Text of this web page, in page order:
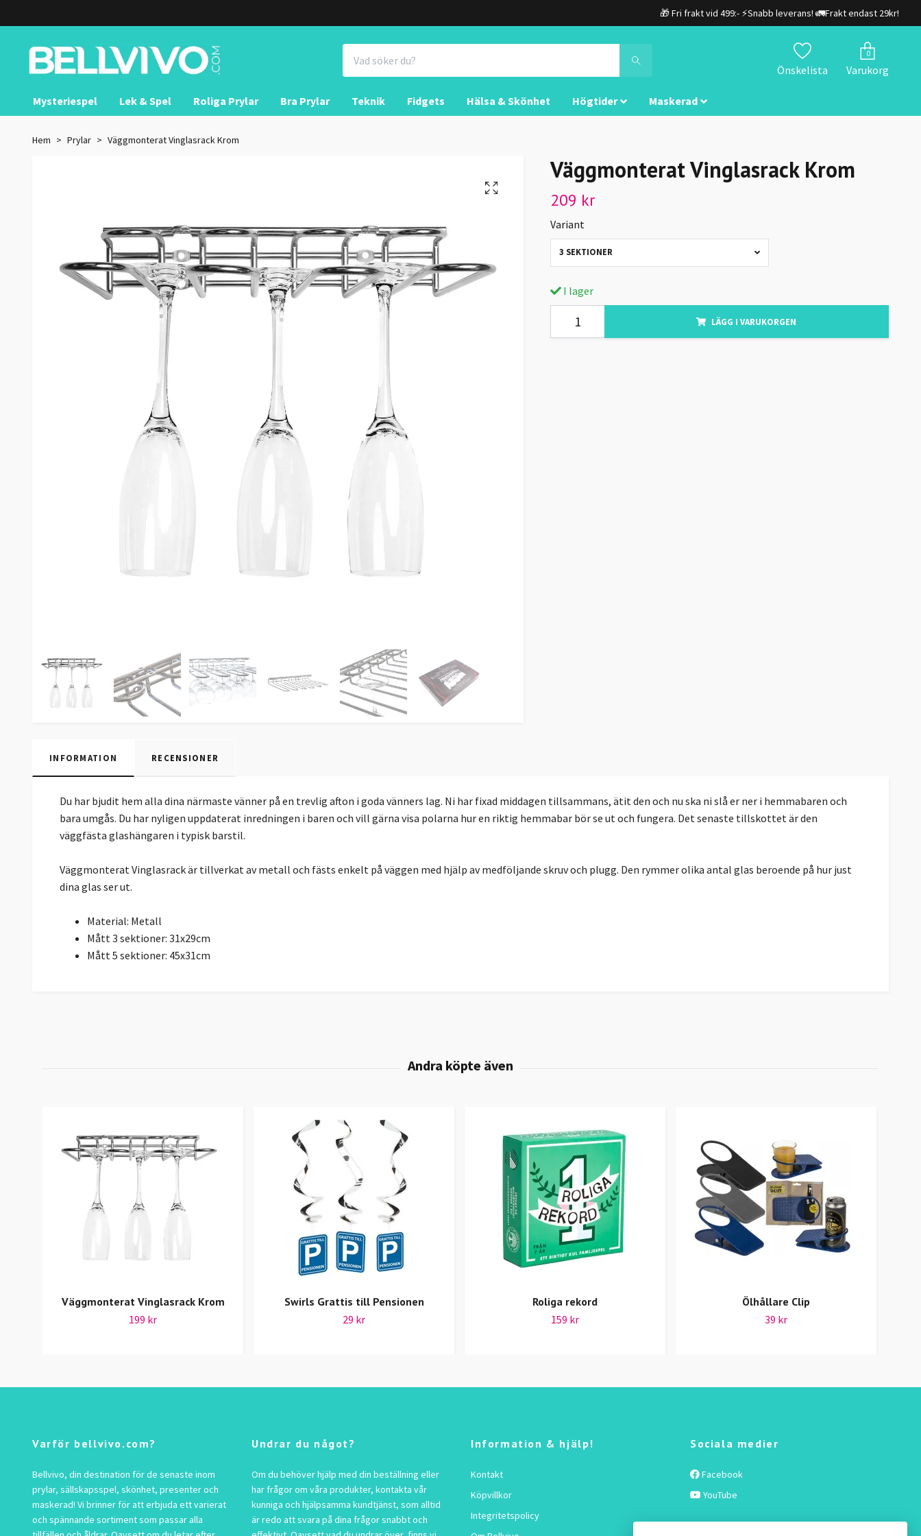
🎁 Fri frakt vid 499:- ⚡Snabb leverans! 🚛Frakt endast 29kr!
Önskelista
0
Varukorg
Mysteriespel Lek & Spel Roliga Prylar Bra Prylar Teknik Fidgets Hälsa & Skönhet Högtider Maskerad
Hem Prylar Väggmonterat Vinglasrack Krom
Väggmonterat Vinglasrack Krom
209 kr
Variant
3 SEKTIONER
I lager
LÄGG I VARUKORGEN
INFORMATION RECENSIONER
Du har bjudit hem alla dina närmaste vänner på en trevlig afton i goda vänners lag. Ni har fixad middagen tillsammans, ätit den och nu ska ni slå er ner i hemmabaren och
bara umgås. Du har nyligen uppdaterat inredningen i baren och vill gärna visa polarna hur en riktig hemmabar bör se ut och fungera. Det senaste tillskottet är den
väggfästa glashängaren i typisk barstil.
Väggmonterat Vinglasrack är tillverkat av metall och fästs enkelt på väggen med hjälp av medföljande skruv och plugg. Den rymmer olika antal glas beroende på hur just
dina glas ser ut.
Material: Metall
Mått 3 sektioner: 31x29cm
Mått 5 sektioner: 45x31cm
Väggmonterat Vinglasrack Krom
199 kr
Swirls Grattis till Pensionen
29 kr
Roliga rekord
159 kr
Ölhållare Clip
39 kr
Varför bellvivo.com?
Bellvivo, din destination för de senaste inom
prylar, sällskapsspel, skönhet, presenter och
maskerad! Vi brinner för att erbjuda ett varierat
och spännande sortiment som passar alla
Undrar du något?
Om du behöver hjälp med din beställning eller
har frågor om våra produkter, kontakta vår
kunniga och hjälpsamma kundtjänst, som alltid
är redo att svara på dina frågor snabbt och
Information & hjälp!
Kontakt
Köpvillkor
Integritetspolicy
Sociala medier
Facebook
YouTube